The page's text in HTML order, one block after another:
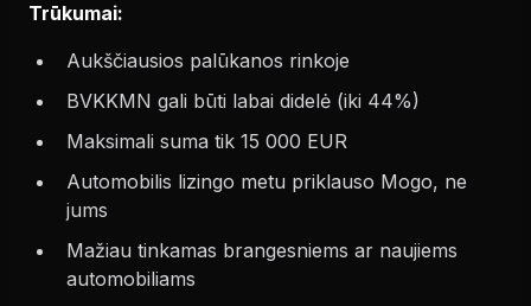
Trūkumai:
Aukščiausios palūkanos rinkoje
BVKKMN gali būti labai didelė (iki 44%)
Maksimali suma tik 15 000 EUR
Automobilis lizingo metu priklauso Mogo, ne
jums
Mažiau tinkamas brangesniems ar naujiems
automobiliams